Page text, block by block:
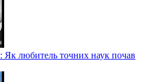
Як любитель точних наук почав